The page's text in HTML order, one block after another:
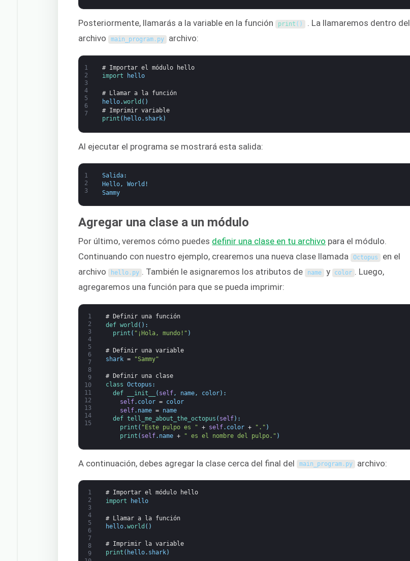
Posteriormente, llamarás a la variable en la función print ( ) . La llamaremos dentro del
archivo main_program . py archivo:
1
2
3
4
5
6
7
# Importar el módulo hello
import
hello
# Llamar a la función
hello.world ( )
# Imprimir variable
print ( hello. shark)
Al ejecutar el programa se mostrará esta salida:
1
2
3
Salida:
Hello, World !
Sammy
Agregar una clase a un módulo
Por último, veremos cómo puedes definir una clase en tu archivo para el módulo.
Continuando con nuestro ejemplo, crearemos una nueva clase llamada Octopus en el
archivo hello . py . También le asignaremos los atributos de name y color . Luego,
agregaremos una función para que se pueda imprimir:
1
2
3
4
5
6
7
8
9
10
11
12
13
14
15
# Definir una función
def world ( ) :
print ( "¡Hola, mundo!" )
# Definir una variable
shark = "Sammy"
# Definir una clase
class Octopus :
def
__init__ ( self, name, color) :
self. color = color
self. name = name
def tell_me_about_the_octopus ( self) :
print ( "Este pulpo es " + self. color + "." )
print ( self. name + " es el nombre del pulpo." )
A continuación, debes agregar la clase cerca del final del main_program . py archivo:
1
2
3
4
5
6
7
8
9
# Importar el módulo hello
import
hello
# Llamar a la función
hello.world ( )
# Imprimir la variable
print ( hello. shark)